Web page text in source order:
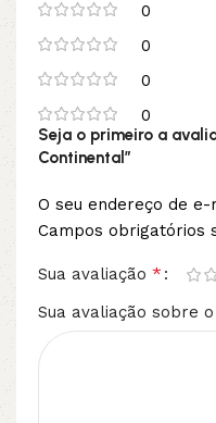
0
0
0
0
Seja o primeiro a
Continental”
O seu endereço de
Campos obrigatórios
Sua avaliação *
Sua avaliação sobre